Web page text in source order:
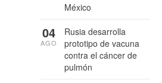
México
Rusia desarrolla
prototipo de vacuna
contra el cáncer de
pulmón
04
AGO